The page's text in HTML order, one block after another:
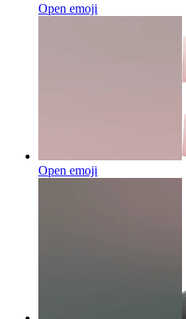
Open emoji
Open emoji